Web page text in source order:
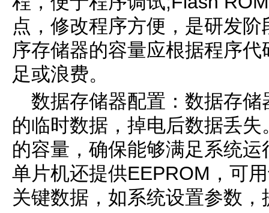
点，修改程序方便，是研发
序存储器的容量应根据程序
足或浪费。
数据存储器配置：数据存
的临时数据，掉电后数据丢
的容量，确保能够满足系统
单片机还提供EEPROM，可
关键数据，如系统设置参数